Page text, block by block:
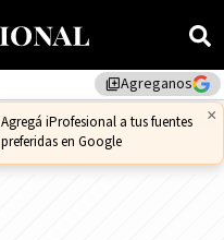
library_addAgreganos
×
Agregá iProfesional a tus fuentes
preferidas en Google
DÓLAR CCL-1.25%$1,556.14